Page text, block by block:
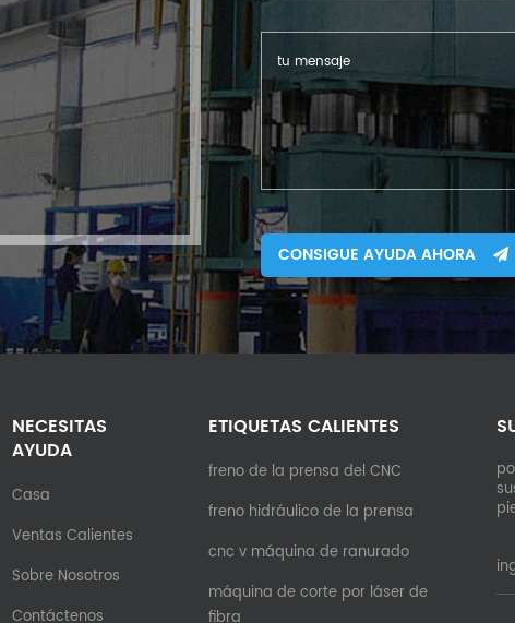
CONSIGUE AYUDA AHORA
NECESITAS
AYUDA
Casa
Ventas Calientes
Sobre Nosotros
Contáctenos
ETIQUETAS CALIENTES
freno de la prensa del CNC
freno hidráulico de la prensa
cnc v máquina de ranurado
máquina de corte por láser de
fibra